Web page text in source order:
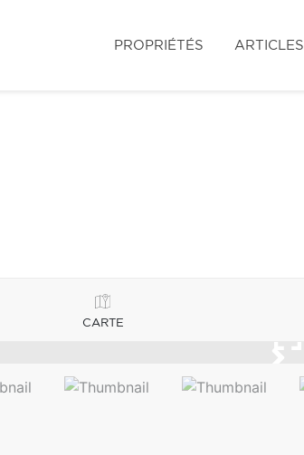
PROPRIÉTÉS ARTICLES
CARTE